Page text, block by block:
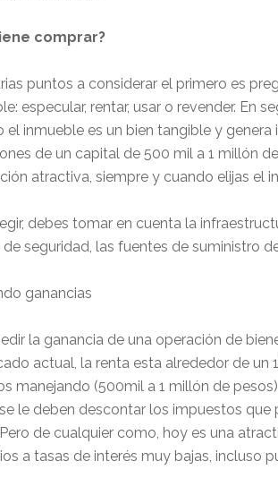
comprar?
puntos a considerar el primero es
especular, rentar, usar o revender. En
el inmueble es un bien tangible y genera
de un capital de 500 mil a 1 millón
atractiva, siempre y cuando elijas el
debes tomar en cuenta la
de seguridad, las fuentes de suministro
ganancias
la ganancia de una operación de
actual, la renta esta alrededor de un
manejando (500mil a 1 millón de
le deben descontar los impuestos
Pero de cualquier como, hoy es una
a tasas de interés muy bajas, incluso